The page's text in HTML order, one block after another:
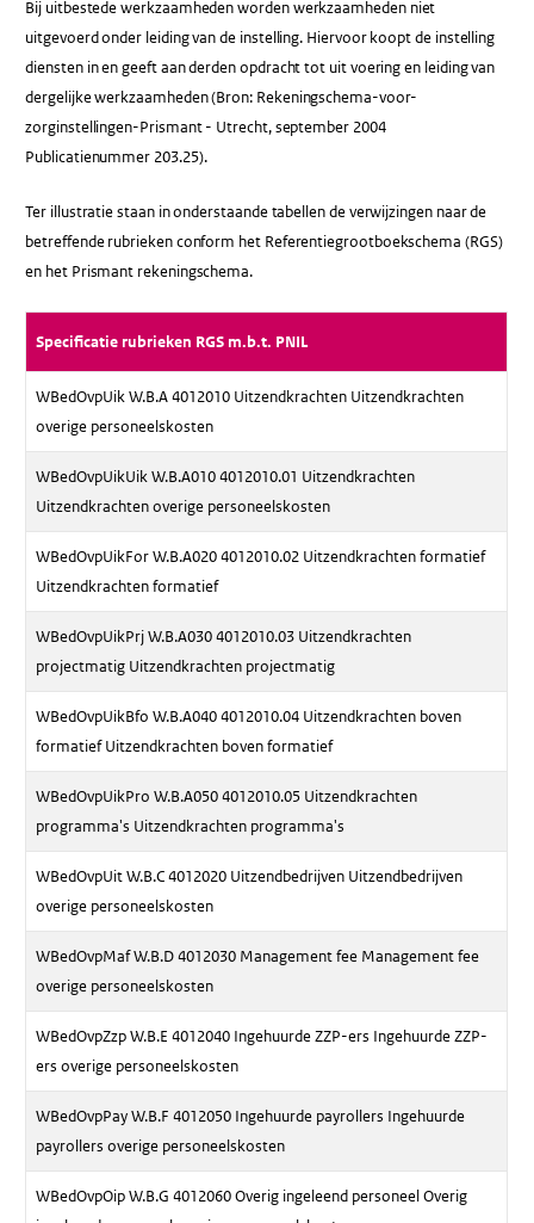
Bij uitbestede werkzaamheden worden werkzaamheden niet
uitgevoerd onder leiding van de instelling. Hiervoor koopt de instelling
diensten in en geeft aan derden opdracht tot uit voering en leiding van
dergelijke werkzaamheden (Bron: Rekeningschema-voor-
zorginstellingen-Prismant - Utrecht, september 2004
Publicatienummer 203.25).
Ter illustratie staan in onderstaande tabellen de verwijzingen naar de
betreffende rubrieken conform het Referentiegrootboekschema (RGS)
en het Prismant rekeningschema.
Specificatie rubrieken RGS m.b.t. PNIL
WBedOvpUik W.B.A 4012010 Uitzendkrachten Uitzendkrachten
overige personeelskosten
WBedOvpUikUik W.B.A010 4012010.01 Uitzendkrachten
Uitzendkrachten overige personeelskosten
WBedOvpUikFor W.B.A020 4012010.02 Uitzendkrachten formatief
Uitzendkrachten formatief
WBedOvpUikPrj W.B.A030 4012010.03 Uitzendkrachten
projectmatig Uitzendkrachten projectmatig
WBedOvpUikBfo W.B.A040 4012010.04 Uitzendkrachten boven
formatief Uitzendkrachten boven formatief
WBedOvpUikPro W.B.A050 4012010.05 Uitzendkrachten
programma's Uitzendkrachten programma's
WBedOvpUit W.B.C 4012020 Uitzendbedrijven Uitzendbedrijven
overige personeelskosten
WBedOvpMaf W.B.D 4012030 Management fee Management fee
overige personeelskosten
WBedOvpZzp W.B.E 4012040 Ingehuurde ZZP-ers Ingehuurde ZZP-
ers overige personeelskosten
WBedOvpPay W.B.F 4012050 Ingehuurde payrollers Ingehuurde
payrollers overige personeelskosten
WBedOvpOip W.B.G 4012060 Overig ingeleend personeel Overig